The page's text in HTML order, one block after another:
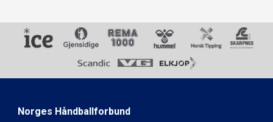
Norges Håndballforbund